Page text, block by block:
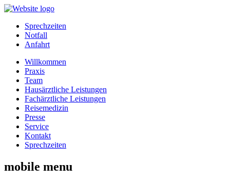
Sprechzeiten
Notfall
Anfahrt
Willkommen
Praxis
Team
Hausärztliche Leistungen
Fachärztliche Leistungen
Reisemedizin
Presse
Service
Kontakt
Sprechzeiten
mobile menu